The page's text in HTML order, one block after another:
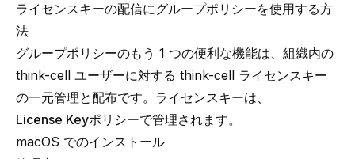
ライセンスキーの配信にグループポリシーを使用する方
法
グループポリシーのもう 1 つの便利な機能は、組織内の
think-cell ユーザーに対する think-cell ライセンスキー
の一元管理と配布です。ライセンスキーは、
License Keyポリシーで管理されます。
macOS でのインストール